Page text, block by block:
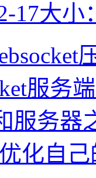
17大小
服务
服务器
化自